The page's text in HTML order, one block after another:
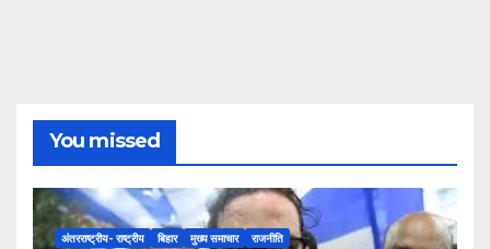
You missed
अंतरराष्ट्रीय- राष्ट्रीय बिहार मुख्य समाचार राजनीति